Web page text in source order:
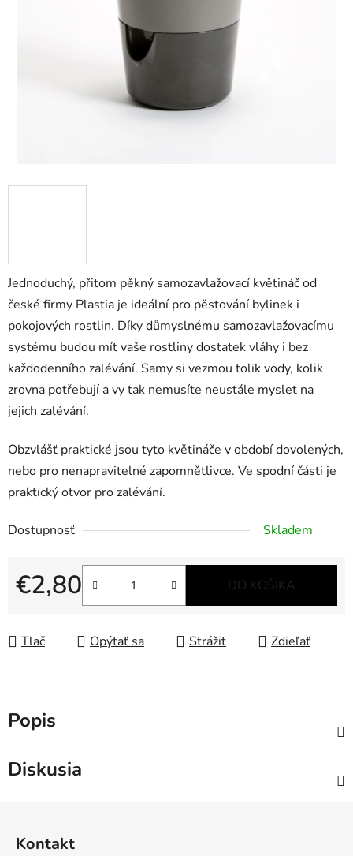
Jednoduchý, přitom pěkný samozavlažovací květináč od
české firmy Plastia je ideální pro pěstování bylinek i
pokojových rostlin. Díky důmyslnému samozavlažovacímu
systému budou mít vaše rostliny dostatek vláhy i bez
každodenního zalévání. Samy si vezmou tolik vody, kolik
zrovna potřebují a vy tak nemusíte neustále myslet na
jejich zalévání.
Obzvlášť praktické jsou tyto květináče v období dovolených,
nebo pro nenapravitelné zapomnětlivce. Ve spodní části je
praktický otvor pro zalévání.
Dostupnosť Skladem
€2,80
Jednotková cena:
DO KOŠÍKA
Tlač Opýtať sa Strážiť Zdieľať
Popis
Diskusia
Kontakt